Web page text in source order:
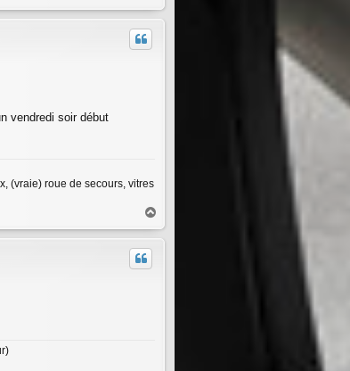
a
u
vendredi soir début
(vraie) roue de secours, vitres
a
u